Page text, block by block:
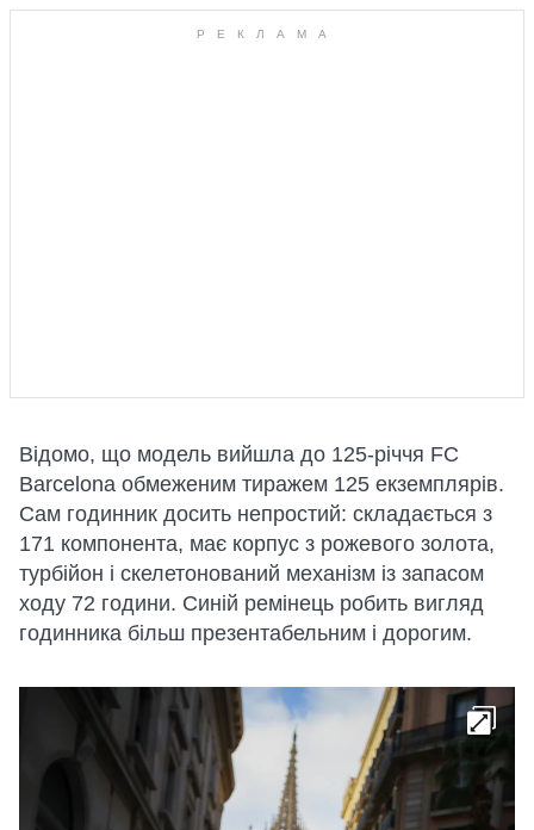
Відомо, що модель вийшла до 125-річчя FC
Barcelona обмеженим тиражем 125 екземплярів.
Сам годинник досить непростий: складається з
171 компонента, має корпус з рожевого золота,
турбійон і скелетонований механізм із запасом
ходу 72 години. Синій ремінець робить вигляд
годинника більш презентабельним і дорогим.